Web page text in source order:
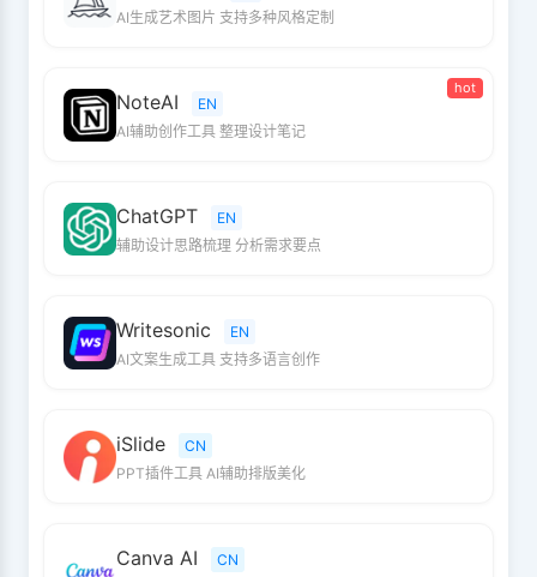
AI生成艺术图片 支持多种风格定制
hot
NoteAI
EN
AI辅助创作工具 整理设计笔记
ChatGPT
EN
辅助设计思路梳理 分析需求要点
Writesonic
EN
AI文案生成工具 支持多语言创作
iSlide
CN
PPT插件工具 AI辅助排版美化
Canva AI
CN